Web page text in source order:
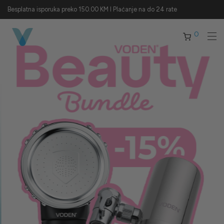
Besplatna isporuka preko 150.00 KM I Plaćanje na do 24 rate
0